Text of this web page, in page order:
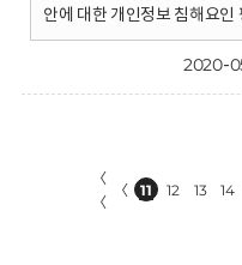
안에 대한 개인정보 침해요인
2020-
〈
〈
〈 11 12 13 14